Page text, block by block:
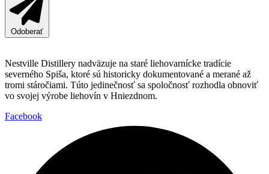
Odoberať
Nestville Distillery nadväzuje na staré liehovarnícke tradície
severného Spiša, ktoré sú historicky dokumentované a merané až
tromi stáročiami. Túto jedinečnosť sa spoločnosť rozhodla obnoviť
vo svojej výrobe liehovín v Hniezdnom.
Facebook